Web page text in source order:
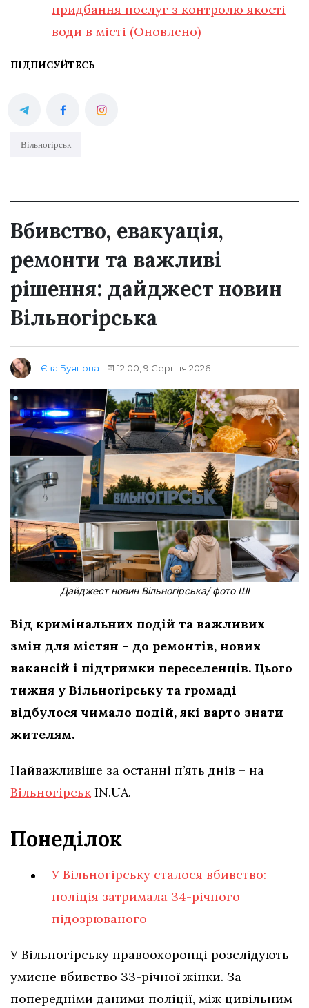
придбання послуг з контролю якості
води в місті (Оновлено)
ПІДПИСУЙТЕСЬ
Вільногірськ
Вбивство, евакуація,
ремонти та важливі
рішення: дайджест новин
Вільногірська
Єва Буянова 12:00, 9 Серпня 2026
Дайджест новин Вільногірська/ фото ШІ
Від кримінальних подій та важливих
змін для містян – до ремонтів, нових
вакансій і підтримки переселенців. Цього
тижня у Вільногірську та громаді
відбулося чимало подій, які варто знати
жителям.
Найважливіше за останні п’ять днів – на
ВільногірськIN.UA.
Понеділок
У Вільногірську сталося вбивство:
поліція затримала 34-річного
підозрюваного
У Вільногірську правоохоронці розслідують
умисне вбивство 33-річної жінки. За
попередніми даними поліції, між цивільним